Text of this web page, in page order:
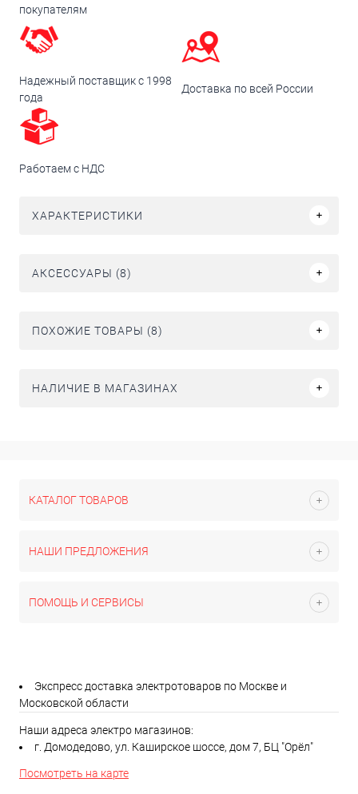
покупателям
Надежный поставщик с 1998
года
Доставка по всей России
Работаем с НДС
ХАРАКТЕРИСТИКИ
АКСЕССУАРЫ (8)
ПОХОЖИЕ ТОВАРЫ (8)
НАЛИЧИЕ В МАГАЗИНАХ
КАТАЛОГ ТОВАРОВ
НАШИ ПРЕДЛОЖЕНИЯ
ПОМОЩЬ И СЕРВИСЫ
Экспресс доставка электротоваров по Москве и
Московской области
Наши адреса электро магазинов:
г. Домодедово, ул. Каширское шоссе, дом 7, БЦ "Орёл"
Посмотреть на карте